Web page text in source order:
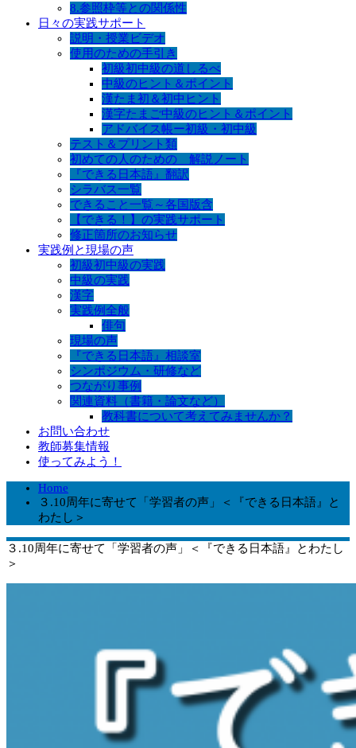
8.参照枠等との関係性
日々の実践サポート
説明・授業ビデオ
使用のための手引き
初級初中級の道しるべ
中級のヒント＆ポイント
漢たま初＆初中ヒント
漢字たまご中級のヒント＆ポイント
アドバイス帳ー初級・初中級
テスト＆プリント類
初めての人のための 解説ノート
『できる日本語』翻訳
シラバス一覧
できること一覧～各国版含
【できる！】の実践サポート
修正箇所のお知らせ
実践例と現場の声
初級初中級の実践
中級の実践
漢字
実践例全般
俳句
現場の声
『できる日本語』相談室
シンポジウム・研修など
つながり事例
関連資料（書籍・論文など）
教科書について考えてみませんか？
お問い合わせ
教師募集情報
使ってみよう！
Home
３.10周年に寄せて「学習者の声」＜『できる日本語』と
わたし＞
３.10周年に寄せて「学習者の声」＜『できる日本語』とわたし
＞